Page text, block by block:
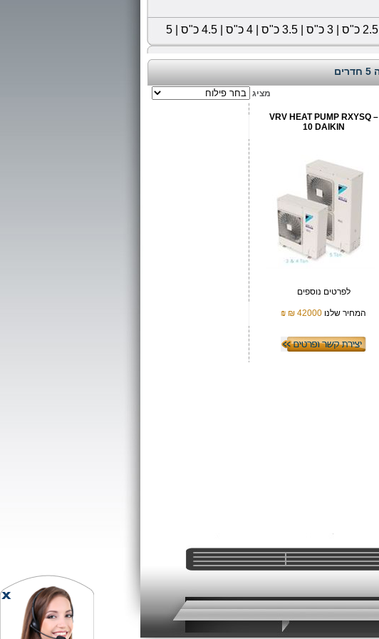
2.5 כ"ס 3 כ"ס 3.5 כ"ס 4 כ"ס 4.5 כ"ס
5
מציג
VRV HEAT PUMP RXYSQ –
10 DAIKIN
לפרטים נוספים
המחיר שלנו 42000 ₪
₪